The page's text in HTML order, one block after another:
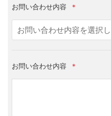
お問い合わせ内容 ＊
お問い合わせ内容 ＊